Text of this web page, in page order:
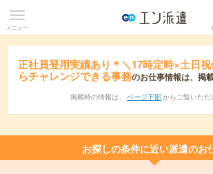
メニュー
正社員登用実績あり＊＼17時定時×土日
らチャレンジできる事務のお仕事情報は、掲
掲載時の情報は、 ページ下部 からご覧いただ
お探しの条件に近い派遣のお